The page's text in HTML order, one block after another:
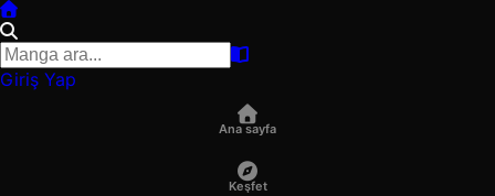
Giriş Yap
Ana sayfa
Keşfet